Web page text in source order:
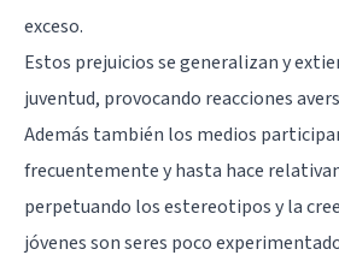
exceso.
Estos prejuicios se generalizan y
juventud, provocando reacciones
Además también los medios
frecuentemente y hasta hace
perpetuando los estereotipos y la
jóvenes son seres poco